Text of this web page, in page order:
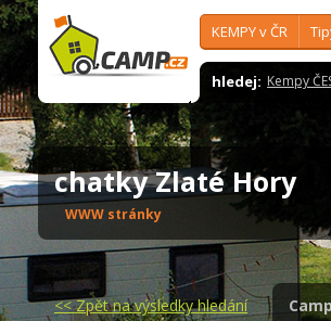
KEMPY v ČR
hledej: Kempy
chatky Zlaté Hory
WWW stránky
<<Zpět na výsledky hledání